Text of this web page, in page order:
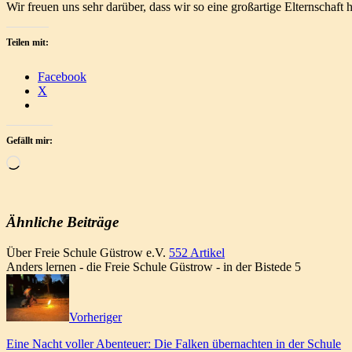
Wir freuen uns sehr darüber, dass wir so eine großartige Elternschaft
Teilen mit:
Facebook
X
Gefällt mir:
Wird
Ähnliche Beiträge
Über Freie Schule Güstrow e.V. 552 Artikel
Anders lernen - die Freie Schule Güstrow - in der Bistede 5
Webseite
Vorheriger
Eine Nacht voller Abenteuer: Die Falken übernachten in der Schule